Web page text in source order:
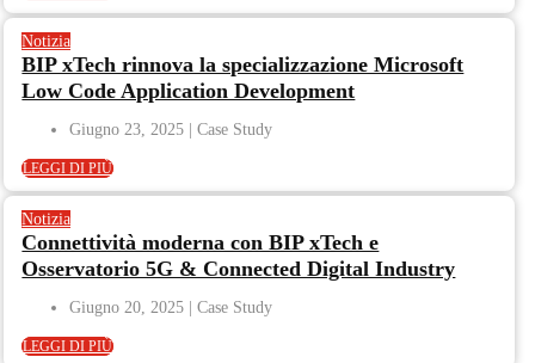
Notizia
BIP xTech rinnova la specializzazione Microsoft
Low Code Application Development
Giugno 23, 2025
LEGGI DI PIÙ
Notizia
Connettività moderna con BIP xTech e
Osservatorio 5G & Connected Digital Industry
Giugno 20, 2025
LEGGI DI PIÙ